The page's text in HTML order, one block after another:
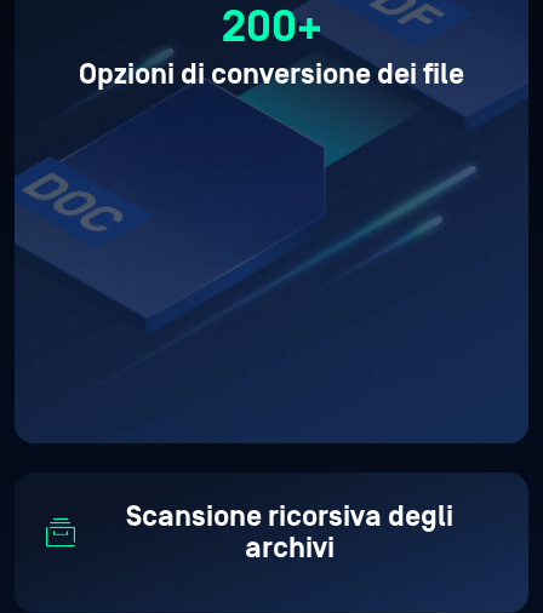
200+
Opzioni di conversione dei file
Scansione ricorsiva degli
archivi